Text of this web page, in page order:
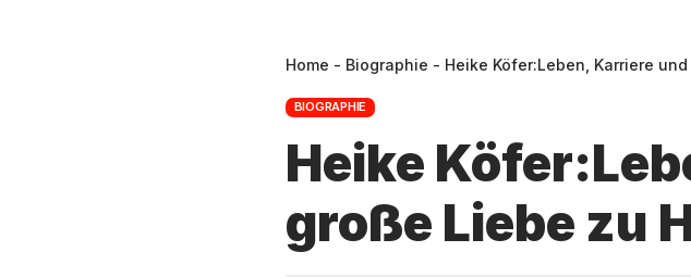
Home - Biographie - Heike Köfer:Leben, Karriere
BIOGRAPHIE
Heike
große Liebe zu